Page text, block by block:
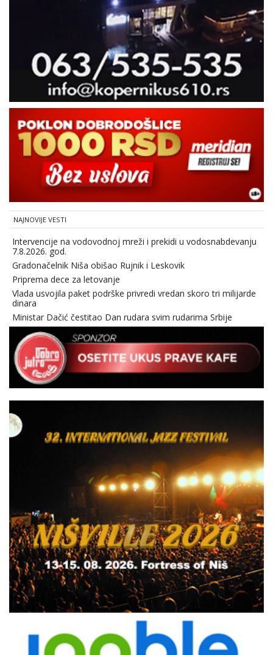
NAJNOVIJE VESTI
Intervencije na vodovodnoj mreži i prekidi u vodosnabdevanju
7.8.2026. god.
Gradonačelnik Niša obišao Rujnik i Leskovik
Priprema dece za letovanje
Vlada usvojila paket podrške privredi vredan skoro tri milijarde
dinara
Ministar Dačić čestitao Dan rudara svim rudarima Srbije